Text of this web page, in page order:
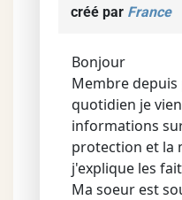
créé par France
Bonjour
Membre depuis
quotidien je
informations
protection et la
j'explique les
Ma soeur est